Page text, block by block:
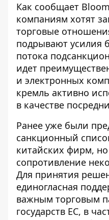
Как сообщает
компаниям хотят
торговые
подрывают усилия
потока
идет
и электронных
кремль активно
в качестве
Ранее уже были
санкционный
китайских фирм,
сопротивление
Для принятия
единогласная
важным торговым
государств ЕС, в